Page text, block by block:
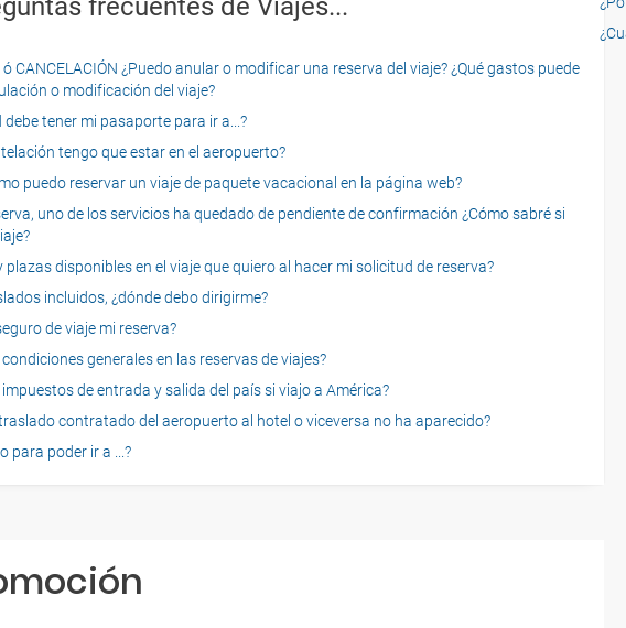
frecuentes de Viajes...
ó CANCELACIÓN ¿Puedo anular o modificar una reserva del viaje? ¿Qué gastos puede
o modificación del viaje?
debe tener mi pasaporte para ir a...?
tengo que estar en el aeropuerto?
puedo reservar un viaje de paquete vacacional en la página web?
uno de los servicios ha quedado de pendiente de confirmación ¿Cómo sabré si
plazas disponibles en el viaje que quiero al hacer mi solicitud de reserva?
incluidos, ¿dónde debo dirigirme?
de viaje mi reserva?
generales en las reservas de viajes?
de entrada y salida del país si viajo a América?
contratado del aeropuerto al hotel o viceversa no ha aparecido?
para poder ir a ...?